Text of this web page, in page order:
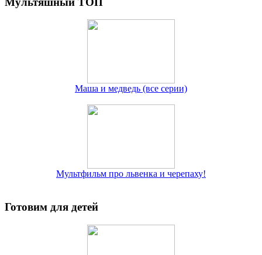
Маша и медведь (все серии)
Мультфильм про львенка и черепаху!
Готовим для детей